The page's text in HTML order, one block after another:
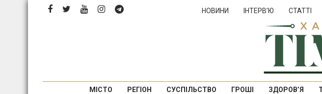
НОВИНИ ІНТЕРВ’Ю СТАТТІ
МІСТО РЕГІОН СУСПІЛЬСТВО ГРОШІ ЗДОРОВ’Я